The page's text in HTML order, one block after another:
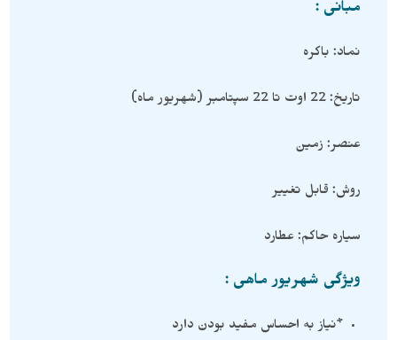
مبانی :
نماد: باکره
تاریخ: 22 اوت تا 22 سپتامبر (شهریور ماه)
عنصر: زمین
روش: قابل تغییر
سیاره حاکم: عطارد
ویژگی شهریور ماهی :
*نیاز به احساس مفید بودن دارد